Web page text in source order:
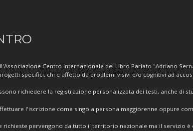
Centro Internazionale del Libro Parlato "Adriano
specifici, chi è affetto da problemi visivi e/o cognitivi ad
richiedere la registrazione personalizzata dei testi, anche di
l'iscrizione come singola persona maggiorenne oppure
richieste pervengono da tutto il territorio nazionale ma il servizio è